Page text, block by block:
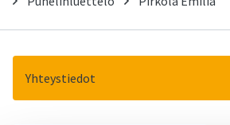
Yhteystiedot